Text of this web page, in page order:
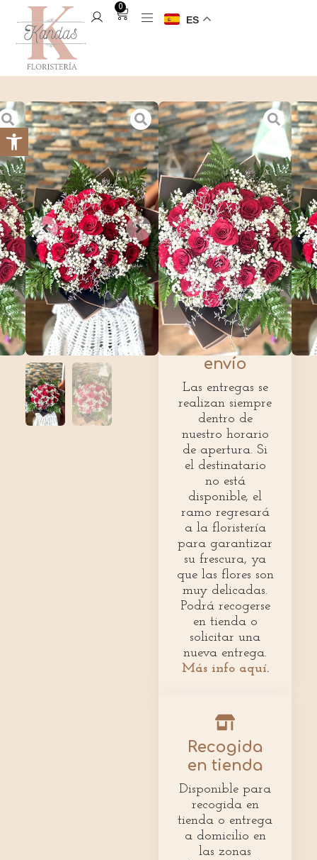
0
ES
Ramo de 24
rosas rojas
79,95€
Ramo de 24 rosas.
Con papel coreano.
2 disponibles
Añadir al carrito
Políticas de
envío
Las entregas se
realizan siempre
dentro de
nuestro horario
de apertura. Si
el destinatario
no está
disponible, el
ramo regresará
a la floristería
para garantizar
su frescura, ya
que las flores son
muy delicadas.
Podrá recogerse
en tienda o
solicitar una
nueva entrega.
Más info aquí.
Recogida
en tienda
Disponible para
recogida en
tienda o entrega
a domicilio en
las zonas